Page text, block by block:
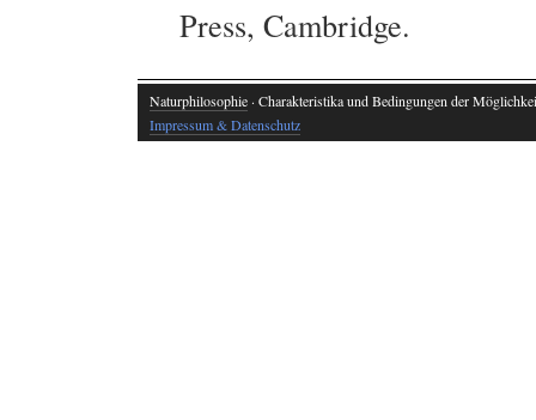
Press, Cambridge.
Naturphilosophie · Charakteristika und Bedingungen der
Impressum & Datenschutz